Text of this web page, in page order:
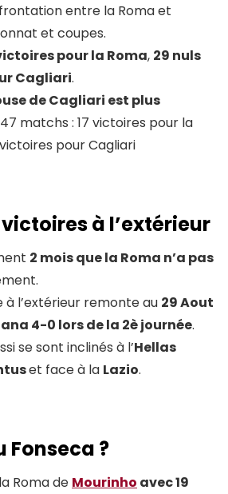
entre la Roma et
et coupes.
pour la Roma, 29 nuls
Cagliari.
de Cagliari est plus
matchs : 17 victoires pour la
victoires pour Cagliari
à l’extérieur
2 mois que la Roma n’a pas
à l’extérieur remonte au 29 Aout
4-0 lors de la 2è journée.
se sont inclinés à l’Hellas
et face à la Lazio.
Fonseca ?
Roma de Mourinho avec 19